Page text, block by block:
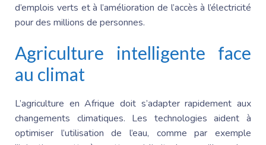
d’emplois verts et à l’amélioration de l’accès à l’électricité
pour des millions de personnes.
Agriculture intelligente face
au climat
L’agriculture en Afrique doit s’adapter rapidement aux
changements climatiques. Les technologies aident à
optimiser l’utilisation de l’eau, comme par exemple